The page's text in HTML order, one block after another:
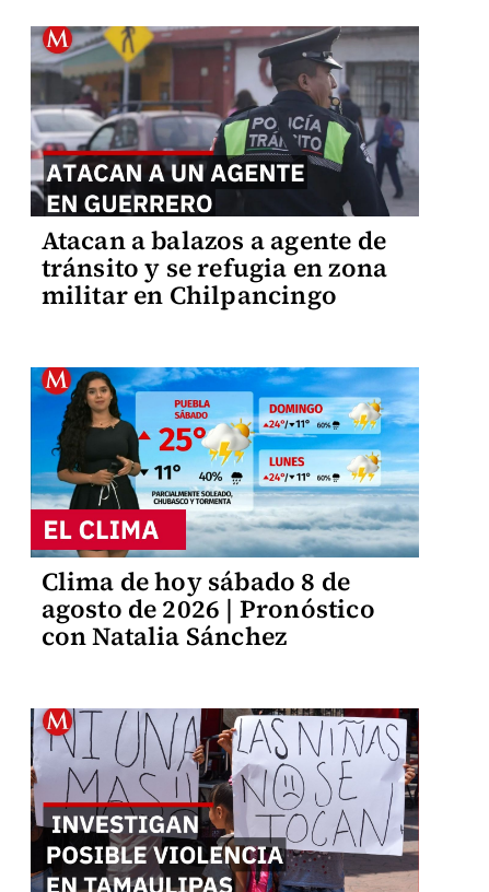
Atacan a balazos a agente de
tránsito y se refugia en zona
militar en Chilpancingo
Clima de hoy sábado 8 de
agosto de 2026 | Pronóstico
con Natalia Sánchez